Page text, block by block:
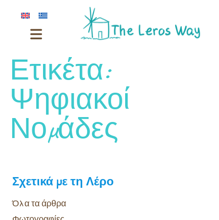
Ετικέτα:
Ψηφιακοί
Νομάδες
Σχετικά με τη Λέρο
Όλα τα άρθρα